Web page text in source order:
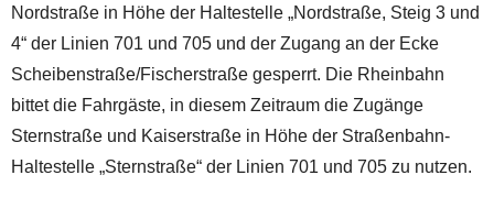
Nordstraße in Höhe der Haltestelle „Nordstraße, Steig 3 und
4“ der Linien 701 und 705 und der Zugang an der Ecke
Scheibenstraße/Fischerstraße gesperrt. Die Rheinbahn
bittet die Fahrgäste, in diesem Zeitraum die Zugänge
Sternstraße und Kaiserstraße in Höhe der Straßenbahn-
Haltestelle „Sternstraße“ der Linien 701 und 705 zu nutzen.